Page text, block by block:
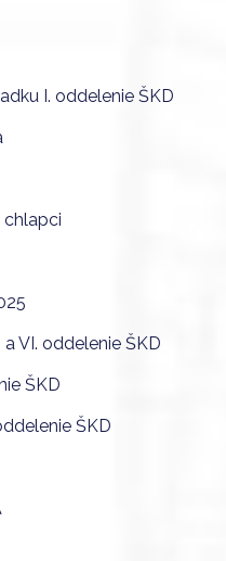
I. oddelenie ŠKD
chlapci
VI. oddelenie ŠKD
ŠKD
ŠKD